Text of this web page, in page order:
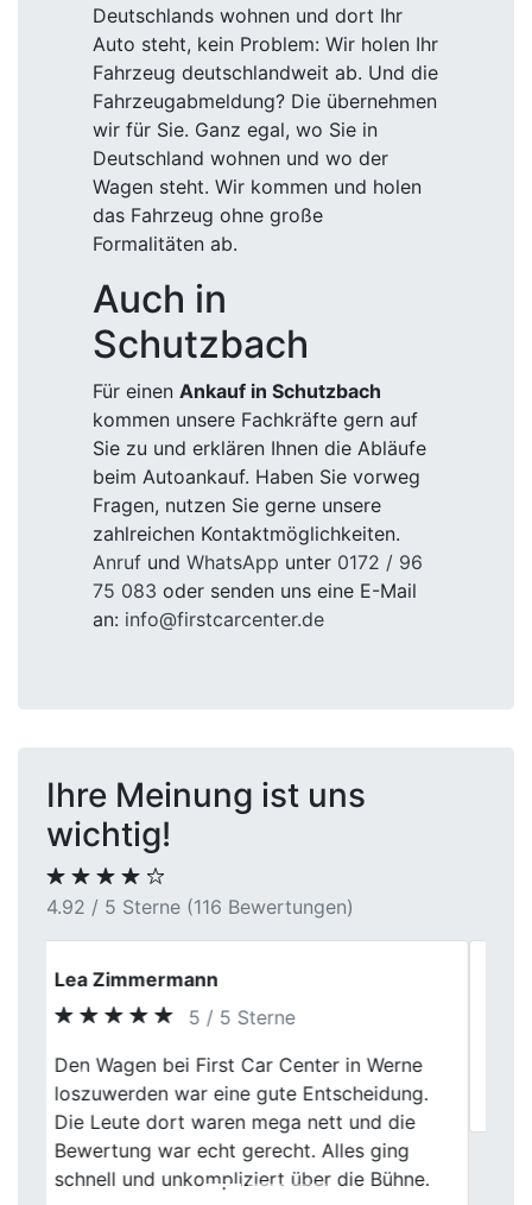
Deutschlands wohnen und dort Ihr
Auto steht, kein Problem: Wir holen Ihr
Fahrzeug deutschlandweit ab. Und die
Fahrzeugabmeldung? Die übernehmen
wir für Sie. Ganz egal, wo Sie in
Deutschland wohnen und wo der
Wagen steht. Wir kommen und holen
das Fahrzeug ohne große
Formalitäten ab.
Auch in
Schutzbach
Für einen Ankauf in Schutzbach
kommen unsere Fachkräfte gern auf
Sie zu und erklären Ihnen die Abläufe
beim Autoankauf. Haben Sie vorweg
Fragen, nutzen Sie gerne unsere
zahlreichen Kontaktmöglichkeiten.
Anruf und WhatsApp unter 0172 / 96
75 083 oder senden uns eine E-Mail
an: info@firstcarcenter.de
Ihre Meinung ist uns
wichtig!
4.92 / 5 Sterne (116 Bewertungen)
Anna
3 / 5 Sterne
Ehrlicher und freundlicher junger Mann,
leider wurden wir uns im Preis nicht einig.